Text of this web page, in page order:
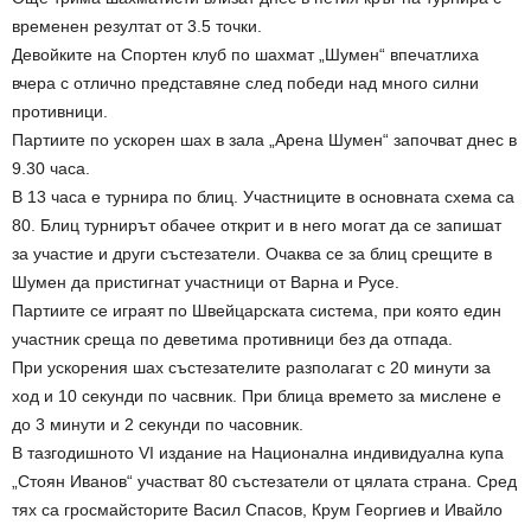
временен резултат от 3.5 точки.
Девойките на Спортен клуб по шахмат „Шумен“ впечатлиха
вчера с отлично представяне след победи над много силни
противници.
Партиите по ускорен шах в зала „Арена Шумен“ започват днес в
9.30 часа.
В 13 часа е турнира по блиц. Участниците в основната схема са
80. Блиц турнирът обачее открит и в него могат да се запишат
за участие и други състезатели. Очаква се за блиц срещите в
Шумен да пристигнат участници от Варна и Русе.
Партиите се играят по Швейцарската система, при която един
участник среща по деветима противници без да отпада.
При ускорения шах състезателите разполагат с 20 минути за
ход и 10 секунди по часвник. При блица времето за мислене е
до 3 минути и 2 секунди по часовник.
В тазгодишното VI издание на Национална индивидуална купа
„Стоян Иванов“ участват 80 състезатели от цялата страна. Сред
тях са гросмайсторите Васил Спасов, Крум Георгиев и Ивайло